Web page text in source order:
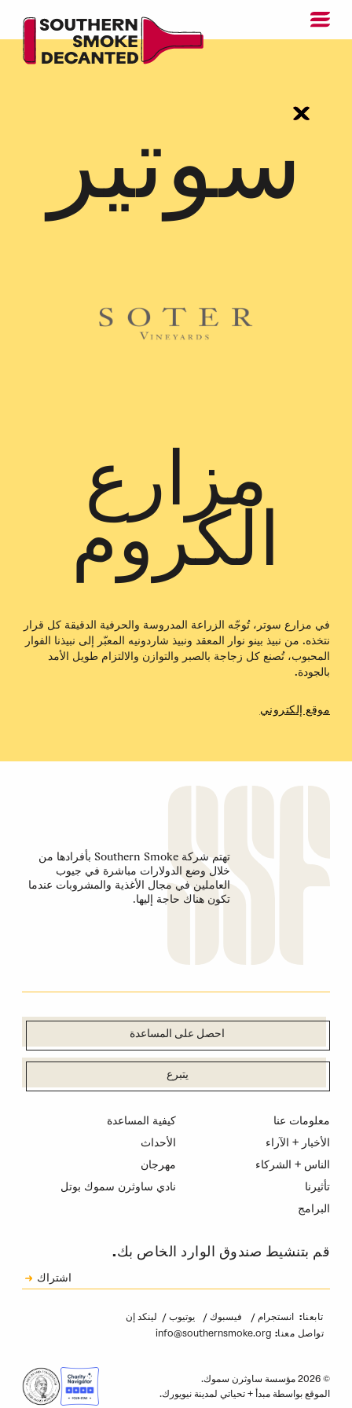
سوتير
مزارع
الكروم
في مزارع سوتر، تُوجّه الزراعة المدروسة والحرفية الدقيقة كل قرار
نتخذه. من نبيذ بينو نوار المعقد ونبيذ شاردونيه المعبّر إلى نبيذنا الفوار
المحبوب، تُصنع كل زجاجة بالصبر والتوازن والالتزام طويل الأمد
بالجودة.
موقع إلكتروني
تهتم شركة Southern Smoke بأفرادها من
خلال وضع الدولارات مباشرة في جيوب
العاملين في مجال الأغذية والمشروبات عندما
تكون هناك حاجة إليها.
احصل على المساعدة
يتبرع
معلومات عنا
الأخبار + الآراء
الناس + الشركاء
تأثيرنا
البرامج
كيفية المساعدة
الأحداث
مهرجان
نادي ساوثرن سموك بوتل
قم بتنشيط صندوق الوارد الخاص بك.
اشتراك
تابعنا: انستجرام فيسبوك يوتيوب لينكد إن
تواصل معنا: info@southernsmoke.org
© 2026 مؤسسة ساوثرن سموك.
الموقع بواسطة مبدأ + تحياتي لمدينة نيويورك.